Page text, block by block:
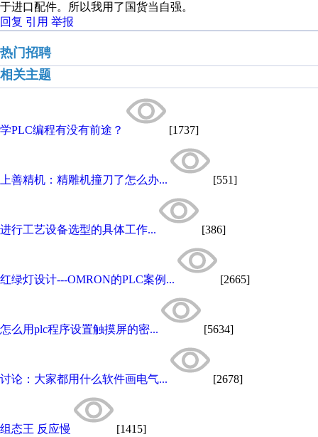
于进口配件。所以我用了国货当自强。
回复 引用 举报
热门招聘
相关主题
学PLC编程有没有前途？ [1737]
上善精机：精雕机撞刀了怎么办... [551]
进行工艺设备选型的具体工作... [386]
红绿灯设计---OMRON的PLC案例... [2665]
怎么用plc程序设置触摸屏的密... [5634]
讨论：大家都用什么软件画电气... [2678]
组态王 反应慢 [1415]